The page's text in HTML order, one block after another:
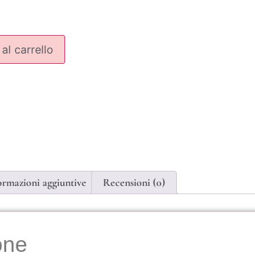
carrello
aggiuntive Recensioni (0)